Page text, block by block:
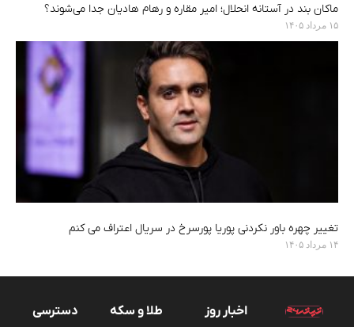
ماکان بند در آستانه انحلال؛ امیر مقاره و رهام هادیان جدا می‌شوند؟
۱۵ مرداد ۱۴۰۵
تغییر چهره باور نکردنی پوریا پورسرخ در سریال اعتراف می کنم
۱۴ مرداد ۱۴۰۵
اخبار روز طلا و سکه
دسترسی